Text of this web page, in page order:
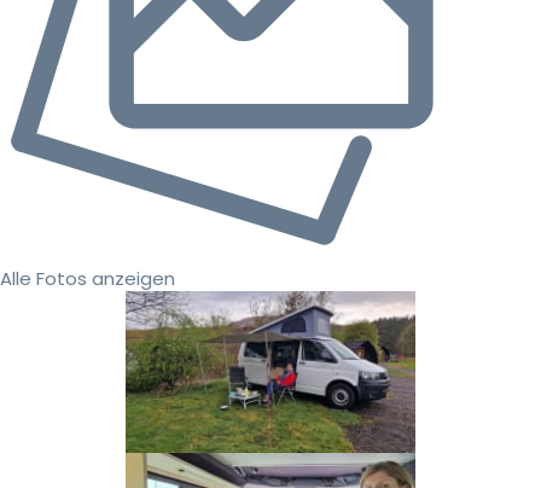
Alle Fotos anzeigen